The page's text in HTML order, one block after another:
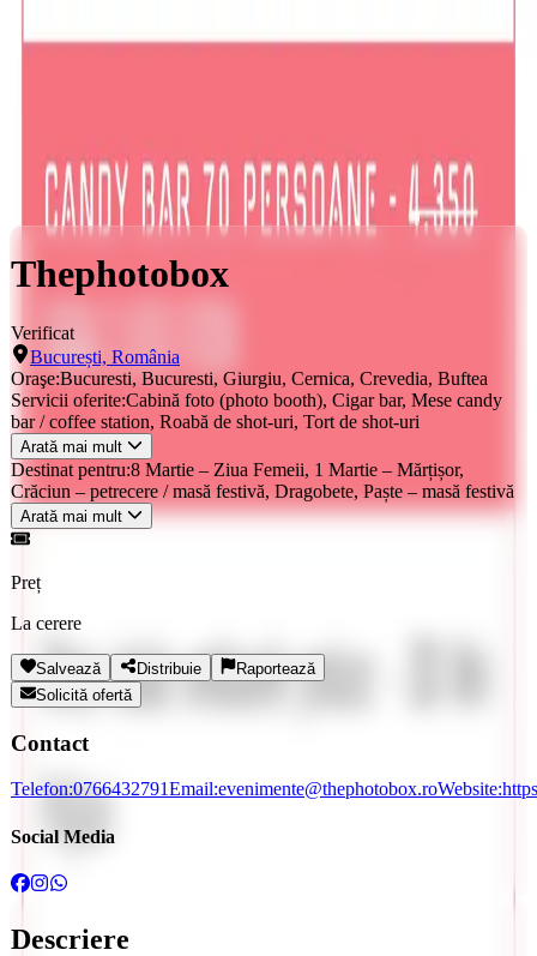
Servicii Bucuresti Thephotobox
Thephotobox
Verificat
București, România
Oraşe:Bucuresti, Bucuresti, Giurgiu, Cernica, Crevedia, Buftea
Servicii oferite:Cabină foto (photo booth), Cigar bar, Mese candy
bar / coffee station, Roabă de shot-uri, Tort de shot-uri
Arată mai mult
Destinat pentru:8 Martie – Ziua Femeii, 1 Martie – Mărțișor,
Crăciun – petrecere / masă festivă, Dragobete, Paște – masă festivă
Arată mai mult
Preț
La cerere
Salvează Distribuie
Raportează
Solicită ofertă
Contact
Telefon:0766432791Email:evenimente@thephotobox.roWebsite:
Social Media
Descriere